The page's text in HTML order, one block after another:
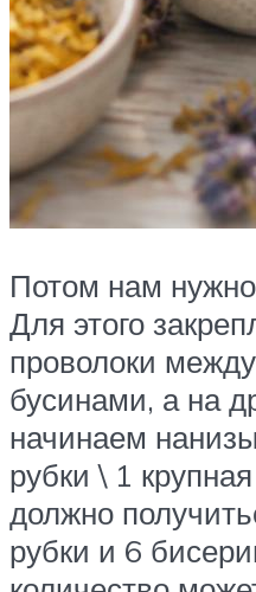
Потом нам
Для этого
проволоки
бусинами, а на
начинаем
рубки \ 1
должно
рубки и 6